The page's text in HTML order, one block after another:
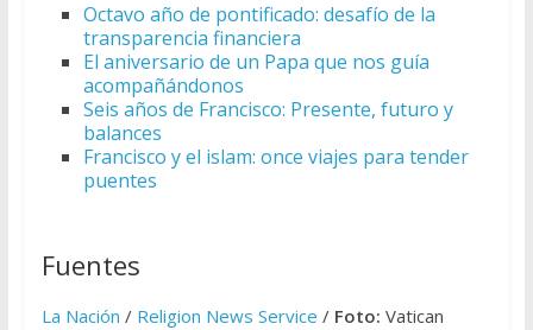
Octavo año de pontificado: desafío de la
transparencia financiera
El aniversario de un Papa que nos guía
acompañándonos
Seis años de Francisco: Presente, futuro y
balances
Francisco y el islam: once viajes para tender
puentes
Fuentes
La Nación / Religion News Service / Foto: Vatican